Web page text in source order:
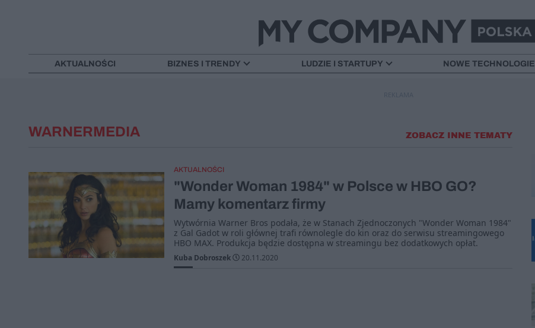
AKTUALNOŚCI BIZNES I TRENDY LUDZIE I STARTUPY NOWE TECHNOLOGIE
WARNERMEDIA ZOBACZ INNE TEMATY
AKTUALNOŚCI
"Wonder Woman 1984" w Polsce w HBO GO?
Mamy komentarz firmy
Wytwórnia Warner Bros podała, że w Stanach Zjednoczonych "Wonder Woman 1984"
z Gal Gadot w roli głównej trafi równolegle do kin oraz do serwisu streamingowego
HBO MAX. Produkcja będzie dostępna w streamingu bez dodatkowych opłat.
Kuba Dobroszek 20.11.2020